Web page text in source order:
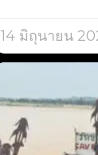
14 มิถุนายน